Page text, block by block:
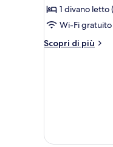
letto
foto
per
Queen
1 divano letto
Wi-Fi gratuito
Scopri di più
Altri